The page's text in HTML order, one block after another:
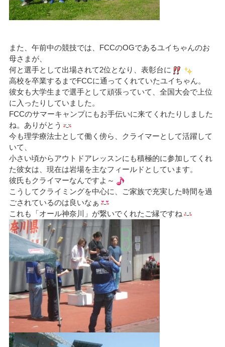
また、午前中の競技では、FCCのOGであるユイちゃんのお
母さまが、
何と選手として出場されて2位となり、表彰台に
高校を卒業するまでFCCに通ってくれていたユイちゃん。
彼女も大学生まで選手として頑張っていて、全国大会で上位
に入ったりしていました。
FCCのサマーキャンプにもお手伝いに来てくれたりしました
ね。ありがとう
今も理学療法士として働く傍ら、クライマーとして活躍して
いて、
小さい頃からアウトドアレッスンにも積極的に参加してくれ
た彼女は、現在は岩場を主なフィールドとしています。
彼氏もクライマーなんですよ～
こうしてクライミングを中心に、ご家族で充実した時間を過
ごされているのは良いなぁ
これも「オール神奈川」が繋いでくれたご縁ですね